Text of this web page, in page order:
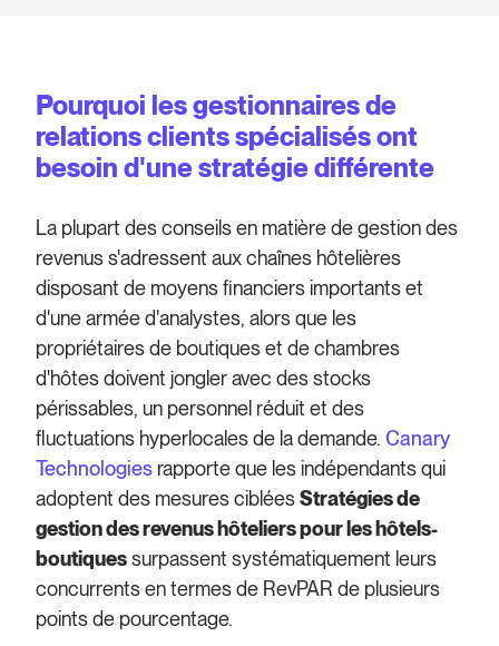
Pourquoi les gestionnaires de
relations clients spécialisés ont
besoin d'une stratégie différente
La plupart des conseils en matière de gestion des
revenus s'adressent aux chaînes hôtelières
disposant de moyens financiers importants et
d'une armée d'analystes, alors que les
propriétaires de boutiques et de chambres
d'hôtes doivent jongler avec des stocks
périssables, un personnel réduit et des
fluctuations hyperlocales de la demande.Canary
Technologies rapporte que les indépendants qui
adoptent des mesures cibléesStratégies de
gestion des revenus hôteliers pour les hôtels-
boutiquessurpassent systématiquement leurs
concurrents en termes de RevPAR de plusieurs
points de pourcentage.